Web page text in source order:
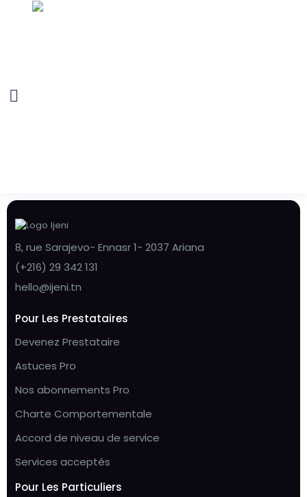
8, rue Sarajevo- Ennasr 1- 2037 Ariana
(+216) 29 342 131
hello@ijeni.tn
Pour Les Prestataires
Devenez Prestataire
Astuces Pro
Nos abonnements Pro
Charte Comportementale
Accord de niveau de service
Services acceptés
Pour Les Particuliers